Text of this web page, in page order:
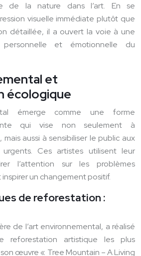
de la nature dans l’art. En se
visuelle immédiate plutôt que
détaillée, il a ouvert la voie à une
et émotionnelle du
et
écologique
émerge comme une forme
qui vise non seulement à
aussi à sensibiliser le public aux
Ces artistes utilisent leur
l’attention sur les problèmes
un changement positif.
de reforestation :
de l’art environnemental, a réalisé
reforestation artistique les plus
œuvre « Tree Mountain – A Living